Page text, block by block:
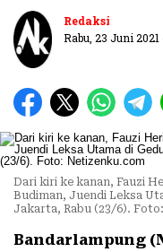
Redaksi
Rabu, 23 Juni 2021
Dari kiri ke kanan, Fauzi
Budiman, Juendi Leksa
Jakarta, Rabu (23/6).
Bandarlampung